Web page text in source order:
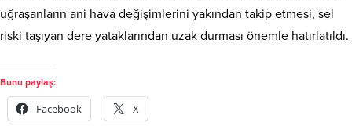
uğraşanların ani hava değişimlerini yakından takip etmesi, sel
riski taşıyan dere yataklarından uzak durması önemle hatırlatıldı.
Bunu paylaş:
Facebook X